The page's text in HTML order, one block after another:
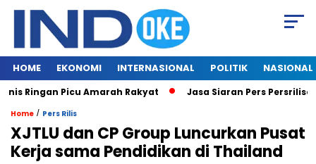
HOME EKONOMI INTERNASIONAL POLITIK NASIONAL
Picu Amarah Rakyat Jasa Siaran Pers Persriliscom
Home / Pers Rilis
XJTLU dan CP Group Luncurkan Pusat
Kerja sama Pendidikan di Thailand